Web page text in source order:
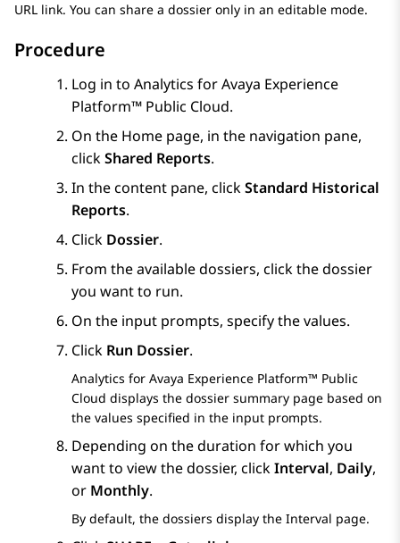
URL link. You can share a dossier only in an editable mode.
Procedure
Log in to Analytics forAvaya Experience
Platform™ Public Cloud.
On the Home page, in the navigation pane,
clickShared Reports.
In the content pane, clickStandard Historical
Reports.
Click Dossier.
From the available dossiers, click the dossier
you want to run.
On the input prompts, specify the values.
Click Run Dossier.
Analytics for Avaya Experience Platform™ Public
Cloud displays the dossier summary page based on
the values specified in the input prompts.
Depending on the duration for which you
want to view the dossier, clickInterval, Daily,
or Monthly.
By default, the dossiers display the Interval page.